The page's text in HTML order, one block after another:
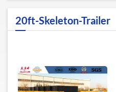
20ft-Skeleton-Trailer